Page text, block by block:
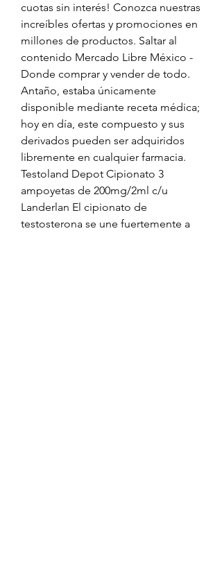
cuotas sin interés! Conozca nuestras
increíbles ofertas y promociones en
millones de productos. Saltar al
contenido Mercado Libre México -
Donde comprar y vender de todo.
Antaño, estaba únicamente
disponible mediante receta médica;
hoy en día, este compuesto y sus
derivados pueden ser adquiridos
libremente en cualquier farmacia.
Testoland Depot Cipionato 3
ampoyetas de 200mg/2ml c/u
Landerlan El cipionato de
testosterona se une fuertemente a